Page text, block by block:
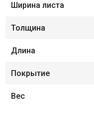
Ширина листа
Толщина
Длина
Покрытие
Вес